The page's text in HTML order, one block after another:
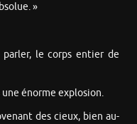
»
le corps entier de
énorme explosion.
des cieux, bien au-